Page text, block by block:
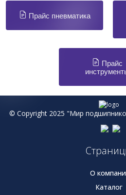
Прайс пневматика
Прайс
© Copyright 2025 "Мир
О
Каталог